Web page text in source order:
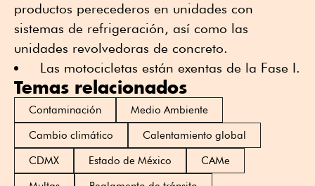
productos perecederos en unidades con
sistemas de refrigeración, así como las
unidades revolvedoras de concreto.
Las motocicletas están exentas de la Fase I.
Temas relacionados
Contaminación
Medio Ambiente
Cambio climático
Calentamiento global
CDMX
Estado de México
CAMe